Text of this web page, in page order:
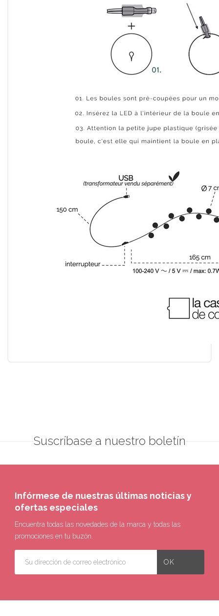
Suscríbase a nuestro boletín
Infórmese de nuestras últimas noticias y
ofertas especiales
Encuentra todas las novedades de la marca y todas las
promociones en tu buzón.